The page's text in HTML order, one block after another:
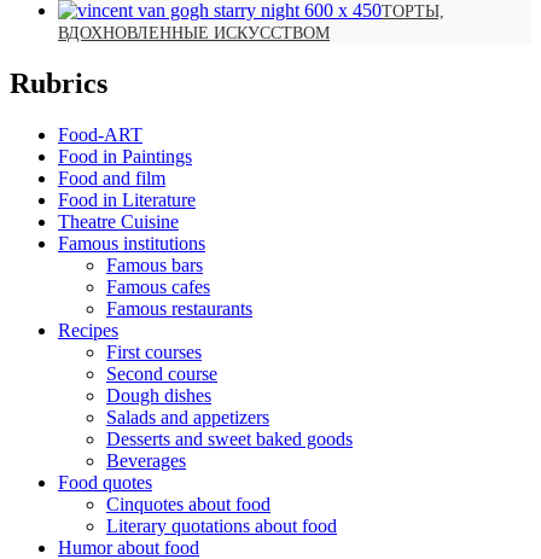
ТОРТЫ,
ВДОХНОВЛЕННЫЕ ИСКУССТВОМ
Rubrics
Food-ART
Food in Paintings
Food and film
Food in Literature
Theatre Cuisine
Famous institutions
Famous bars
Famous cafes
Famous restaurants
Recipes
First courses
Second course
Dough dishes
Salads and appetizers
Desserts and sweet baked goods
Beverages
Food quotes
Cinquotes about food
Literary quotations about food
Humor about food